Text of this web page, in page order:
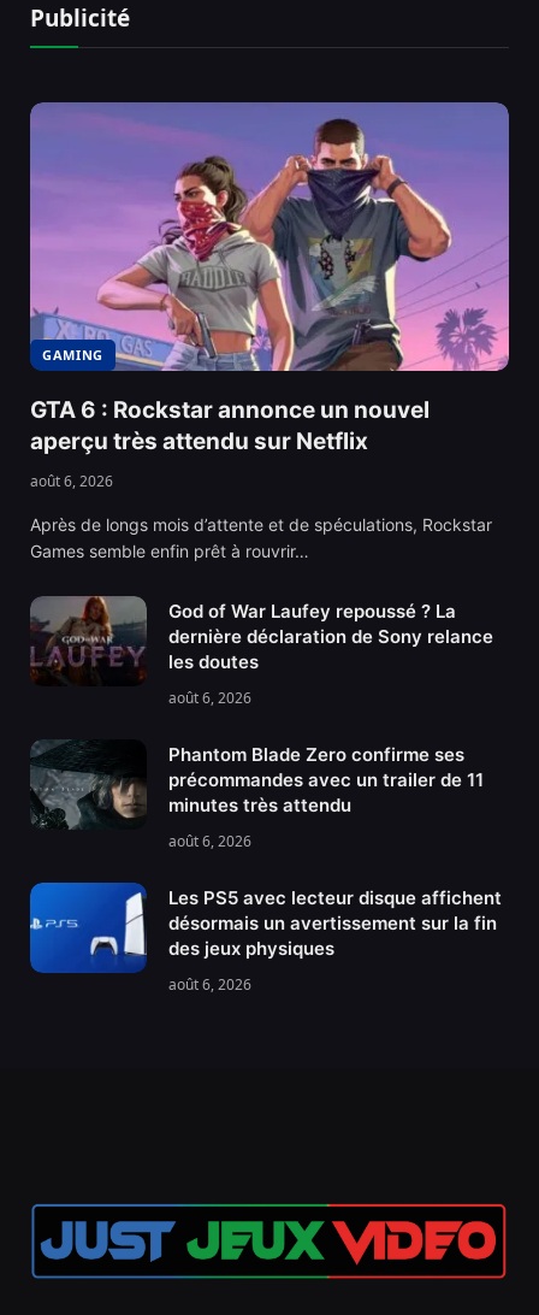
Publicité
GAMING
GTA 6 : Rockstar annonce un nouvel
aperçu très attendu sur Netflix
août 6, 2026
Après de longs mois d’attente et de spéculations, Rockstar
Games semble enfin prêt à rouvrir…
God of War Laufey repoussé ? La
dernière déclaration de Sony relance
les doutes
août 6, 2026
Phantom Blade Zero confirme ses
précommandes avec un trailer de 11
minutes très attendu
août 6, 2026
Les PS5 avec lecteur disque affichent
désormais un avertissement sur la fin
des jeux physiques
août 6, 2026